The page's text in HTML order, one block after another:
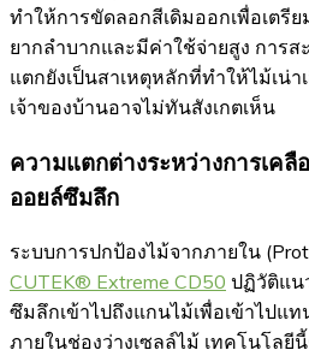
ทำให้การขัดลอกสีเดิมออกเพื่อเตรี
ยากลำบากและมีค่าใช้จ่ายสูง การ
แตกยังเป็นสาเหตุหลักที่ทำให้ไม้เน่า
เจ้าของบ้านอาจไม่ทันสังเกตเห็น
ความแตกต่างระหว่างการเคลื
ออยล์ซึมลึก
ระบบการปกป้องไม้จากภายใน
CUTEK® Extreme CD50 ปฏิวัติแน
ซึมลึกเข้าไปถึงแกนไม้เพื่อเข้าไปแ
ภายในช่องว่างเซลล์ไม้ เทคโนโลยี